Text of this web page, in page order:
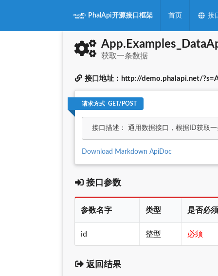
PhalApi开源接口框架 首页 接
获取一条数据
接口地址：http://demo.phalapi.net/
请求方式 GET/POST
接口描述： 通用数据接口，根据ID获取
Download Markdown ApiDoc
接口参数
参数名字 类型 是否必
id 整型 必须
返回结果